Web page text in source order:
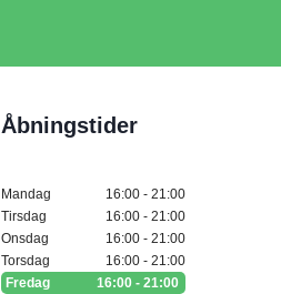
Åbningstider
Mandag
16:00 - 21:00
Tirsdag
16:00 - 21:00
Onsdag
16:00 - 21:00
Torsdag
16:00 - 21:00
Fredag
16:00 - 21:00